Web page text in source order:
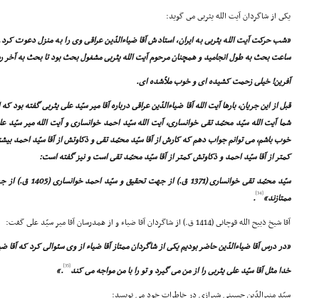
یکى از شاگردان آیت الله یثربى مى گوید:
«شب حرکت آیت الله یثربى به ایران، استادش آقا ضیاءالدّین عراقى وى را به منزل دعوت
ساعت بحث به طول انجامید و همچنان مرحوم آیت الله یثربى مشغول بحث بود تا بحث به
آفرین! خیلى زحمت کشیده اى و خوب ملاّشده اى.
قبل از این جریان، بارها آیت الله آقا ضیاءالدّین عراقى درباره آقا میر سیّد على یثربى گفته
شما آیت الله سیّد محمّد تقى خوانسارى، آیت الله سیّد احمد خوانسارى و آیت الله میر سیّد
خوب باشم، مى توانم جواب دهم که کارش از آقا سیّد محمّد تقى و ذکاوتش از آقا سیّد احمد
کمتر از آقا سیّد احمد و ذکاوتش کمتر از آقا سیّد محمّد تقى است و نیز گفته است:
سیّد محمّد تقى
ممتازند»[34]
.
آقا شیخ ذبیح الله قوچانى (1414 ق.) از شاگردان آقا ضیاء و از همدرسان آقا میر سیّد على گفت:
«در درس آقا ضیاءالدّین حاضر بودیم یکى از شاگردان ممتاز آقا ضیاء از وى سئوالى کرد که آقا
خدا مثل آقا سیّد على یثربى را از من مى گیرد و تو را با من مواجه مى کند[35]
.»
سیّد منیرالدّین حسینى شیرازى در خاطرات خود مى نویسد: